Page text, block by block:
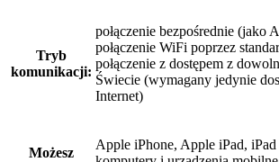
Tryb
komunikacji:
połączenie bezpośrednie (jako
połączenie WiFi poprzez
połączenie z dostępem z
Świecie (wymagany jedynie
Internet)
Możesz
Apple iPhone, Apple iPad,